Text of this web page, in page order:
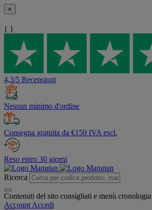
×
{ }
4,3/5 Recensioni
Nessun minimo d'ordine
Consegna gratuita da €150 IVA escl.
Reso entro 30 giorni
Ricerca
Contenuti del sito consigliati e menù
Account Accedi